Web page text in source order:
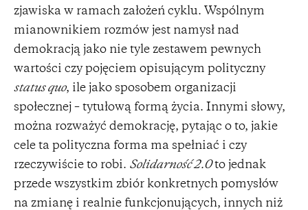
zjawiska w ramach założeń cyklu. Wspólnym
mianownikiem rozmów jest namysł nad
demokracją jako nie tyle zestawem pewnych
wartości czy pojęciem opisującym polityczny
status quo, ile jako sposobem organizacji
społecznej – tytułową formą życia. Innymi słowy,
można rozważyć demokrację, pytając o to, jakie
cele ta polityczna forma ma spełniać i czy
rzeczywiście to robi. Solidarność 2.0to jednak
przede wszystkim zbiór konkretnych pomysłów
na zmianę i realnie funkcjonujących, innych niż